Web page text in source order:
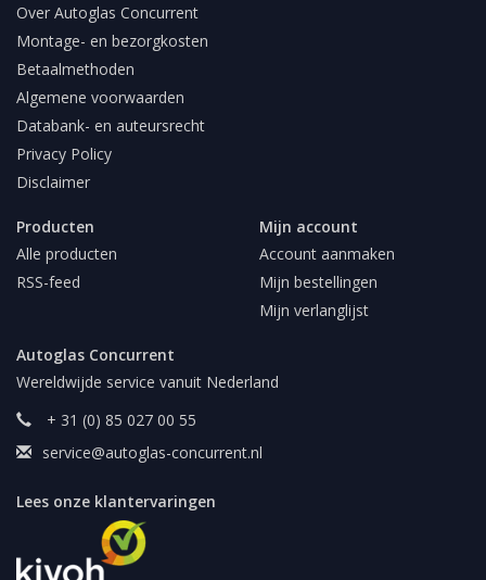
Over Autoglas Concurrent
Montage- en bezorgkosten
Betaalmethoden
Algemene voorwaarden
Databank- en auteursrecht
Privacy Policy
Disclaimer
Producten
Alle producten
RSS-feed
Mijn account
Account aanmaken
Mijn bestellingen
Mijn verlanglijst
Autoglas Concurrent
Wereldwijde service vanuit Nederland
+ 31 (0) 85 027 00 55
service@autoglas-concurrent.nl
Lees onze klantervaringen